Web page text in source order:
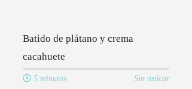
Batido de plátano y crema
cacahuete
5 minutos Sin azúcar